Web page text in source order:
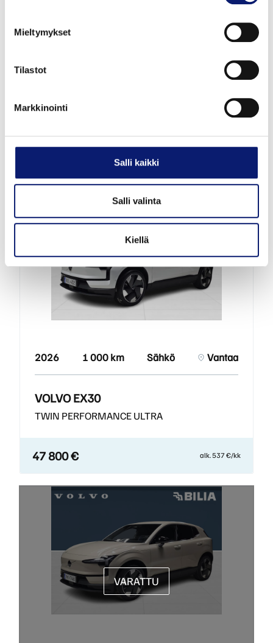
Mieltymykset
Tilastot
Markkinointi
Salli kaikki
Salli valinta
Kiellä
Espoo
VOLVO EX30
2026 1 000 km Sähkö Vantaa
VOLVO EX30
TWIN PERFORMANCE ULTRA
47 800 € alk. 537 €/kk
VARATTU